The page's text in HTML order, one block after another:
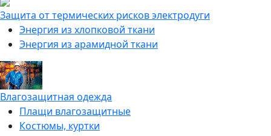
Защита от термических рисков электродуги
Энергия из хлопковой ткани
Энергия из арамидной ткани
Влагозащитная одежда
Плащи влагозащитные
Костюмы, куртки